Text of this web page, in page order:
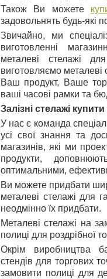
Також Ви можете
задовольнять будь-які
Звичайно, ми
виготовленні
металеві стелажі
виготовляємо металеві
Ваш продукт, Ваше
ваші часові рамки та
Залізні стелажі
У нас є команда
усі свої знання та
магазинів, які ми
продукти,
оптимальними,
Ви можете придбати
металеві стелажі для
неодмінно їх придбати.
Металеві стелажі на
полиці для роздрібної
Окрім виробництва
стендів для торгових
замовити полиці для